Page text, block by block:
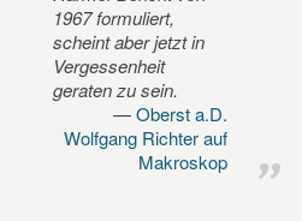
1967 formuliert,
scheint aber jetzt in
Vergessenheit
geraten zu sein.
Oberst a.D.
Wolfgang Richter auf
Makroskop